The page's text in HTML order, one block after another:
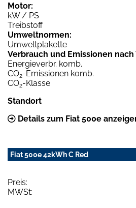
Motor:
kW / PS
Treibstoff
Umweltnormen:
Umweltplakette
Verbrauch und Emissionen nach
Energieverbr. komb.
CO2-Emissionen komb.
CO2-Klasse
Standort
Details zum Fiat 500e
Fiat 500e 42kWh C Red
Preis:
MWSt: